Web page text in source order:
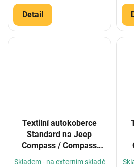
Detail
Textilní autokoberce
Standard na Jeep
Compass / Compass
MHEV 2017-
Skladem - na externím skladě